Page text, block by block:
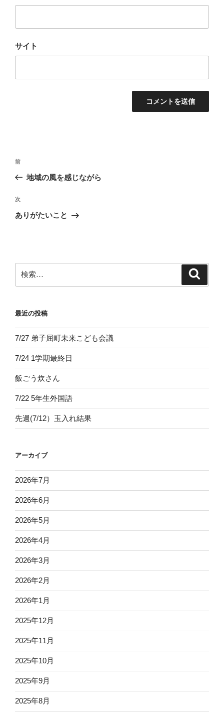
サイト
投
ナ
ビ
ゲ
ン
前
の
稿
前
地域の風を感じながら
次
の
次
ありがたいこと
索:
最近の投稿
7/27 弟子屈町未来こども会議
7/24 1学期最終日
飯ごう炊さん
7/22 5年生外国語
先週(7/12）玉入れ結果
アーカイブ
2026年7月
2026年6月
2026年5月
2026年4月
2026年3月
2026年2月
2026年1月
2025年12月
2025年11月
2025年10月
2025年9月
2025年8月